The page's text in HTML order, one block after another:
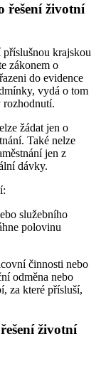
řešení životní
příslušnou krajskou
zákonem o
do evidence
vydá o tom
rozhodnutí.
žádat jen o
Také nelze
jen z
dávky.
služebního
polovinu
činnosti nebo
odměna nebo
za které přísluší,
životní